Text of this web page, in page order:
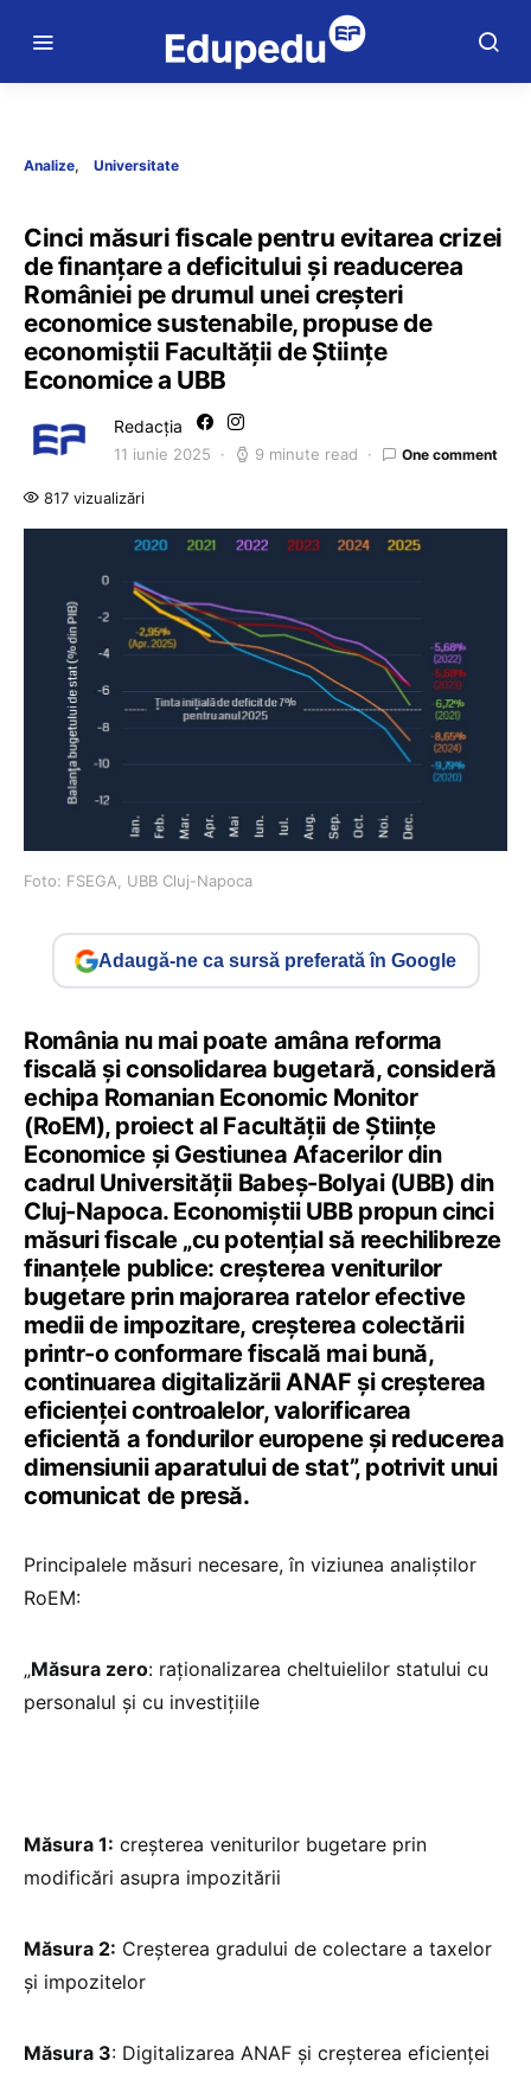
Analize Universitate
Cinci măsuri fiscale pentru evitarea crizei
de finanțare a deficitului și readucerea
României pe drumul unei creșteri
economice sustenabile, propuse de
economiștii Facultății de Științe
Economice a UBB
Redacția
11 iunie 2025 9 minute read One comment
817 vizualizări
Foto: FSEGA, UBB Cluj-Napoca
Adaugă-ne ca sursă preferată în Google
România nu mai poate amâna reforma
fiscală și consolidarea bugetară, consideră
echipa Romanian Economic Monitor
(RoEM), proiect al Facultății de Științe
Economice și Gestiunea Afacerilor din
cadrul Universității Babeș-Bolyai (UBB) din
Cluj-Napoca​. Economiștii UBB propun cinci
măsuri fiscale „cu potențial să reechilibreze
finanțele publice: creșterea veniturilor
bugetare prin majorarea ratelor efective
medii de impozitare, creșterea colectării
printr-o conformare fiscală mai bună,
continuarea digitalizării ANAF și creșterea
eficienței controalelor, valorificarea
eficientă a fondurilor europene și reducerea
dimensiunii aparatului de stat”, potrivit unui
comunicat de presă.
Principalele măsuri necesare, în viziunea analiștilor
RoEM:
„Măsura zero: raționalizarea cheltuielilor statului cu
personalul și cu investițiile
Măsura 1: creșterea veniturilor bugetare prin
modificări asupra impozitării
Măsura 2: Creșterea gradului de colectare a taxelor
și impozitelor
Măsura 3: Digitalizarea ANAF și creșterea eficienței